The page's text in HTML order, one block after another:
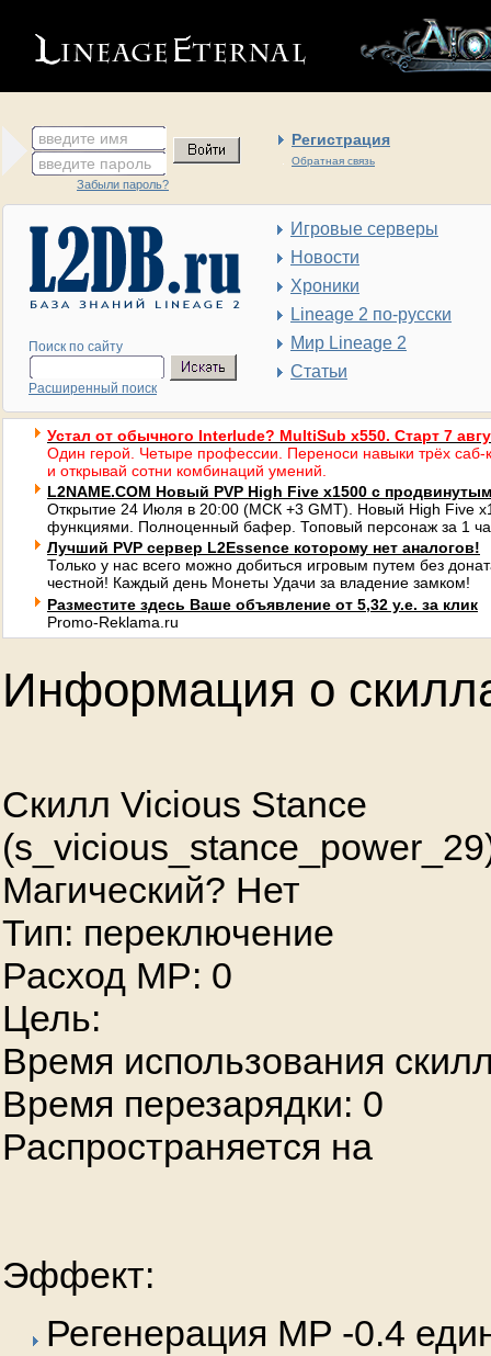
введите имя Регистрация
Обратная связь
введите пароль
Забыли пароль?
Поиск по сайту
Расширенный поиск
Игровые серверы
Новости
Хроники
Lineage 2 по-русски
Мир Lineage 2
Статьи
Устал от обычного Interlude? MultiSub x550. Старт 7
Один герой. Четыре профессии. Переноси навыки трёх саб-
и открывай сотни комбинаций умений.
L2NAME.COM Новый PVP High Five x1500 с
Открытие 24 Июля в 20:00 (МСК +3 GMT). Новый High Five
функциями. Полноценный бафер. Топовый персонаж за 1
Лучший PVP сервер L2Essence которому нет аналогов!
Только у нас всего можно добиться игровым путем без
честной! Каждый день Монеты Удачи за владение замком!
Разместите здесь Ваше объявление от 5,32 у.е. за клик
Promo-Reklama.ru
Информация о
Скилл Vicious Stance
Магический? Нет
Тип: переключение
Расход MP: 0
Цель:
Время использования
Время перезарядки: 0
Распространяется на
Эффект:
Регенерация MP -0.4